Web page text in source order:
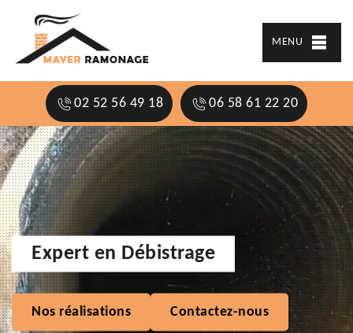
MENU
02 52 56 49 18 06 58 61 22 20
Expert en Débistrage
Nos réalisations Contactez-nous